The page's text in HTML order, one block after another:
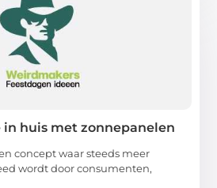
in huis met zonnepanelen
concept waar steeds meer
wordt door consumenten,